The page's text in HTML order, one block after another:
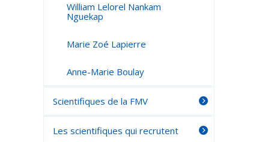
William Lelorel Nankam
Nguekap
Marie Zoé Lapierre
Anne-Marie Boulay
Scientifiques de la FMV
Les scientifiques qui recrutent